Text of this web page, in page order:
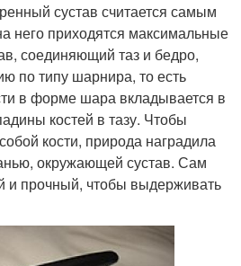
сустав считается самым
него приходятся максимальные
соединяющий таз и бедро,
по типу шарнира, то есть
в форме шара вкладывается в
костей в тазу. Чтобы
кости, природа наградила
окружающей сустав. Сам
и прочный, чтобы выдерживать